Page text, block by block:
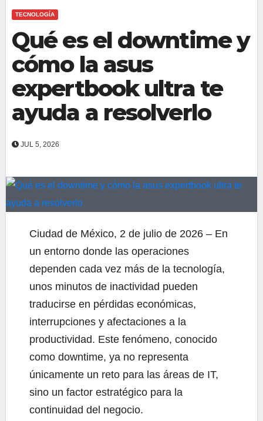
TECNOLOGÍA
Qué es el downtime y
cómo la asus
expertbook ultra te
ayuda a resolverlo
JUL 5, 2026
Ciudad de México, 2 de julio de 2026 – En
un entorno donde las operaciones
dependen cada vez más de la tecnología,
unos minutos de inactividad pueden
traducirse en pérdidas económicas,
interrupciones y afectaciones a la
productividad. Este fenómeno, conocido
como downtime, ya no representa
únicamente un reto para las áreas de IT,
sino un factor estratégico para la
continuidad del negocio.